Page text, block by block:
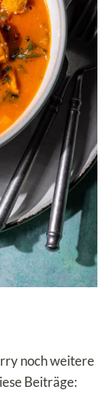
noch weitere
Beiträge: